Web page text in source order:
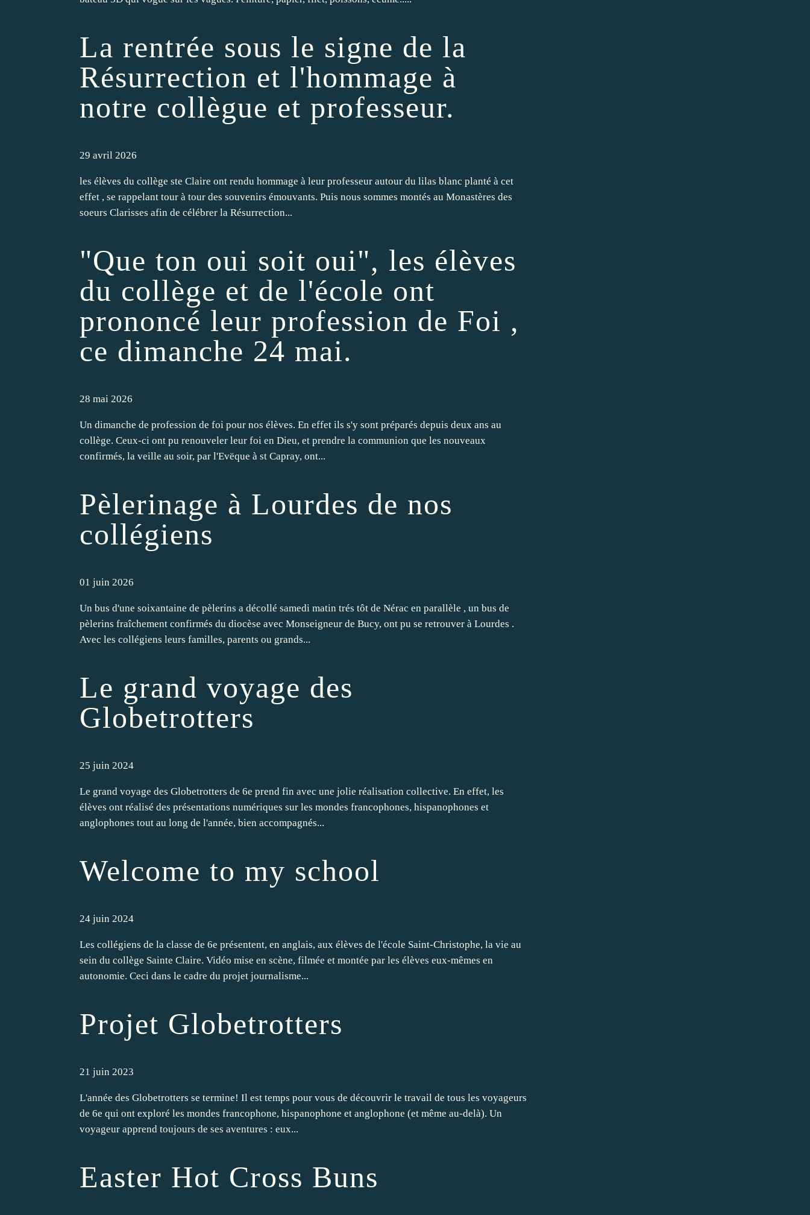
La rentrée sous le signe de la
Résurrection et l'hommage à
notre collègue et professeur.
29 avril 2026
les élèves du collège ste Claire ont rendu hommage à leur professeur autour du lilas blanc planté à cet
effet , se rappelant tour à tour des souvenirs émouvants. Puis nous sommes montés au Monastères des
soeurs Clarisses afin de célébrer la Résurrection...
"Que ton oui soit oui", les élèves
du collège et de l'école ont
prononcé leur profession de Foi ,
ce dimanche 24 mai.
28 mai 2026
Un dimanche de profession de foi pour nos élèves. En effet ils s'y sont préparés depuis deux ans au
collège. Ceux-ci ont pu renouveler leur foi en Dieu, et prendre la communion que les nouveaux
confirmés, la veille au soir, par l'Evëque à st Capray, ont...
Pèlerinage à Lourdes de nos
collégiens
01 juin 2026
Un bus d'une soixantaine de pèlerins a décollé samedi matin trés tôt de Nérac en parallèle , un bus de
pèlerins fraîchement confirmés du diocèse avec Monseigneur de Bucy, ont pu se retrouver à Lourdes .
Avec les collégiens leurs familles, parents ou grands...
Le grand voyage des
Globetrotters
25 juin 2024
Le grand voyage des Globetrotters de 6e prend fin avec une jolie réalisation collective. En effet, les
élèves ont réalisé des présentations numériques sur les mondes francophones, hispanophones et
anglophones tout au long de l'année, bien accompagnés...
Welcome to my school
24 juin 2024
Les collégiens de la classe de 6e présentent, en anglais, aux élèves de l'école Saint-Christophe, la vie au
sein du collège Sainte Claire. Vidéo mise en scène, filmée et montée par les élèves eux-mêmes en
autonomie. Ceci dans le cadre du projet journalisme...
Projet Globetrotters
21 juin 2023
L'année des Globetrotters se termine! Il est temps pour vous de découvrir le travail de tous les voyageurs
de 6e qui ont exploré les mondes francophone, hispanophone et anglophone (et même au-delà). Un
voyageur apprend toujours de ses aventures : eux...
Easter Hot Cross Buns